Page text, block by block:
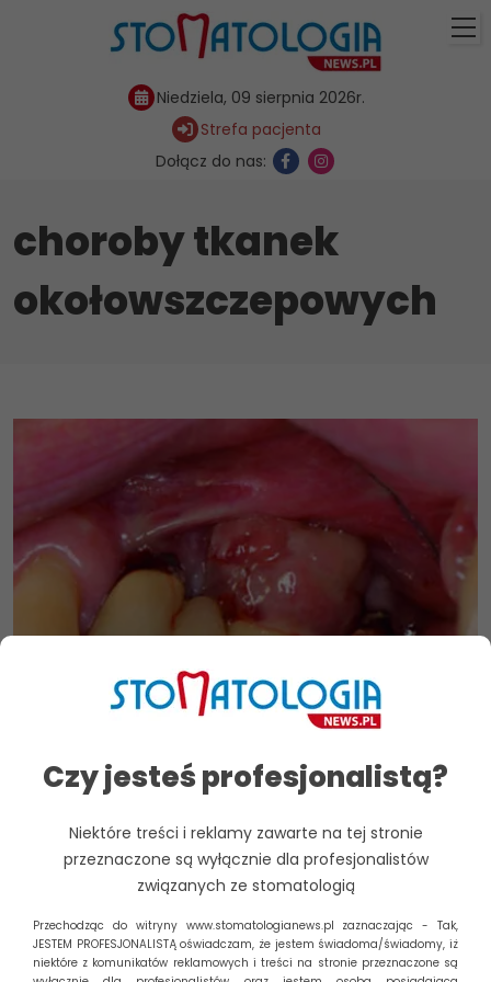
Czy jesteś profesjonalistą?
Niektóre treści i reklamy zawarte na tej stronie
przeznaczone są wyłącznie dla profesjonalistów
związanych ze stomatologią
Przechodząc do witryny www.stomatologianews.pl zaznaczając - Tak,
JESTEM PROFESJONALISTĄ oświadczam, że jestem świadoma/świadomy, iż
niektóre z komunikatów reklamowych i treści na stronie przeznaczone są
Niedziela, 09 sierpnia 2026r.
Strefa pacjenta
Dołącz do nas:
choroby tkanek
okołowszczepowych
Definicja, etiologia, zapobieganie i leczenie
Implanty zębowe są sprawdzoną metodą leczenia
stomatologicznego, mającą na celu zastąpienie
brakujących zębów w różnych sytuacjach klinicznych.
Podano, że odsetek...
Czytaj dalej